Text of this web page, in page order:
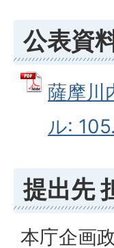
公表資
薩摩川
ル:
提出先
本庁企画